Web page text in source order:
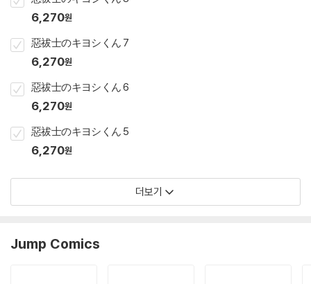
6,270원
惡祓士のキヨシくん 7
6,270원
惡祓士のキヨシくん 6
6,270원
惡祓士のキヨシくん 5
6,270원
더보기
Jump Comics